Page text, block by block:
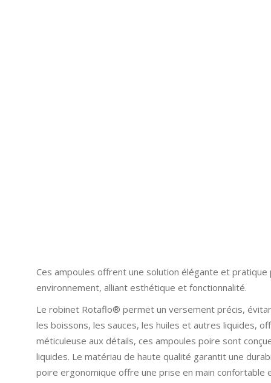
Ces ampoules offrent une solution élégante et
environnement, alliant esthétique et fonctionnalité.
Le robinet Rotaflo® permet un versement précis,
les boissons, les sauces, les huiles et autres liquides,
méticuleuse aux détails, ces ampoules poire sont
liquides. Le matériau de haute qualité garantit une
poire ergonomique offre une prise en main confortable